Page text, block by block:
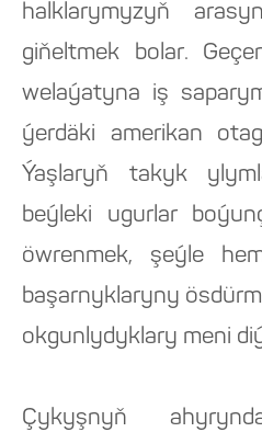
halklarymyzyň
giňeltmek bolar.
welaýatyna iş
ýerdäki amerikan
Ýaşlaryň takyk
beýleki ugurlar
öwrenmek, şeýle
başarnyklaryny
okgunlydyklary meni
Çykyşnyň